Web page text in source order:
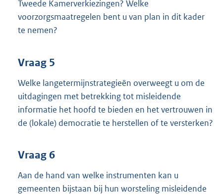
Tweede Kamerverkiezingen? Welke
voorzorgsmaatregelen bent u van plan in dit kader
te nemen?
Vraag 5
Welke langetermijnstrategieën overweegt u om de
uitdagingen met betrekking tot misleidende
informatie het hoofd te bieden en het vertrouwen in
de (lokale) democratie te herstellen of te versterken?
Vraag 6
Aan de hand van welke instrumenten kan u
gemeenten bijstaan bij hun worsteling misleidende